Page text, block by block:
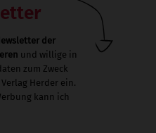
der
und willige in
zum Zweck
Herder ein.
kann ich